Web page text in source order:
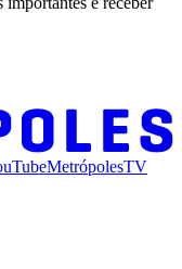
MetrópolesTV